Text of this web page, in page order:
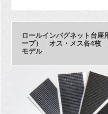
ロールインバグネット台座
ープ） オス・メス各4枚
モデル